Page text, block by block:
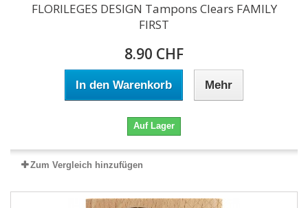
FLORILEGES DESIGN Tampons Clears FAMILY
FIRST
8.90 CHF
In den Warenkorb Mehr
Auf Lager
Zum Vergleich hinzufügen